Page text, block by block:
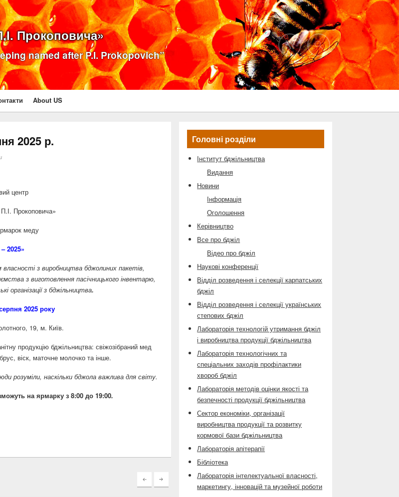
Прокоповича»
named after P.I. Prokopovich”
About US
2025 р.
центр
П.І. Прокоповича»
меду
2025»
власності з виробництва бджолиних пакетів,
з виготовлення пасічницького інвентарю,
організації з бджільництва.
2025 року
19, м. Київ.
продукцію бджільництва: свіжозібраний мед
віск, маточне молочко та інше.
розуміли, наскільки бджола важлива для світу.
на ярмарку з 8:00 до 19:00.
Головні розділи
Інститут бджільництва
Видання
Новини
Інформація
Оголошення
Керівництво
Все про бджіл
Відео про бджіл
Наукові конференції
Відділ розведення і селекції карпатських
бджіл
Відділ розведення і селекції українських
степових бджіл
Лабораторія технологій утримання бджіл
і виробництва продукції бджільництва
Лабораторія технологічних та
спеціальних заходів профілактики
хвороб бджіл
Лабораторія методів оцінки якості та
безпечності продукції бджільництва
Сектор економіки, організації
виробництва продукції та розвитку
кормової бази бджільництва
Лабораторія апітерапії
Бібліотека
Лабораторія інтелектуальної власності,
маркетингу, інновацій та музейної роботи